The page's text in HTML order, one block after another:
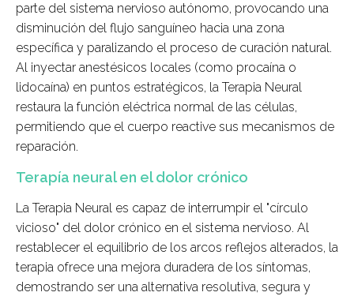
parte del sistema nervioso autónomo, provocando una
disminución del flujo sanguíneo hacia una zona
específica y paralizando el proceso de curación natural.
Al inyectar anestésicos locales (como procaína o
lidocaína) en puntos estratégicos, la Terapia Neural
restaura la función eléctrica normal de las células,
permitiendo que el cuerpo reactive sus mecanismos de
reparación.
Terapía neural en el dolor crónico
La Terapia Neural es capaz de interrumpir el "círculo
vicioso" del dolor crónico en el sistema nervioso. Al
restablecer el equilibrio de los arcos reflejos alterados, la
terapia ofrece una mejora duradera de los síntomas,
demostrando ser una alternativa resolutiva, segura y